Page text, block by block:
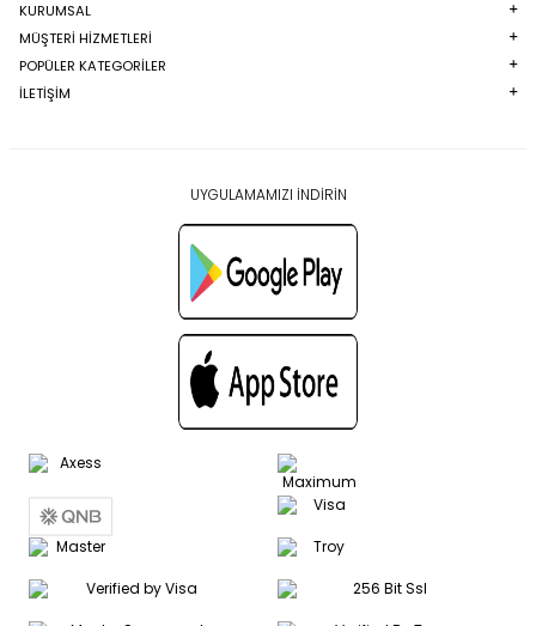
KURUMSAL
MÜŞTERI HIZMETLERI
POPÜLER KATEGORILER
İLETİŞİM
UYGULAMAMIZI İNDİRİN